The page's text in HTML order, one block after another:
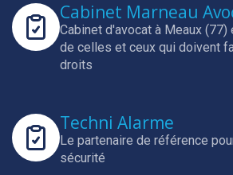
Cabinet Marneau
Cabinet d'avocat à Meaux (77)
de celles et ceux qui doivent
droits
Techni Alarme
Le partenaire de référence
sécurité